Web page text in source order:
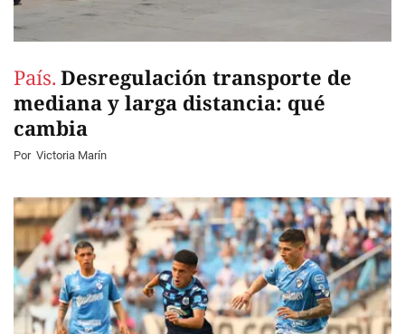
País. Desregulación transporte de
mediana y larga distancia: qué
cambia
Por Victoria Marín